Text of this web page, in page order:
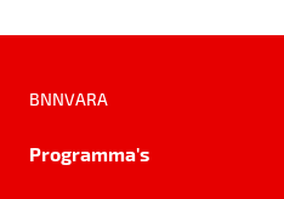
BNNVARA
Programma's